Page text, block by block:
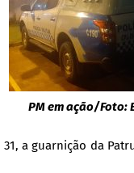
PM em ação/Foto:
a guarnição da